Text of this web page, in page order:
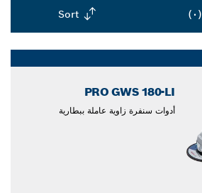
(٠) Sort
closed
PRO GWS 180-LI
أدوات سنفرة زاوية عاملة ببطارية